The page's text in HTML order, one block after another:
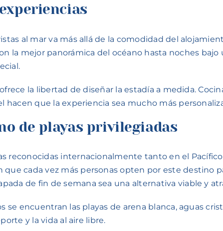
al mar va más allá de la comodidad del
la mejor panorámica del océano hasta noches
la libertad de diseñar la estadía a medida.
hacen que la experiencia sea mucho más
de playas privilegiadas
reconocidas internacionalmente tanto en el
cada vez más personas opten por este destino
de fin de semana sea una alternativa viable y
se encuentran las playas de arena blanca, aguas
y la vida al aire libre.